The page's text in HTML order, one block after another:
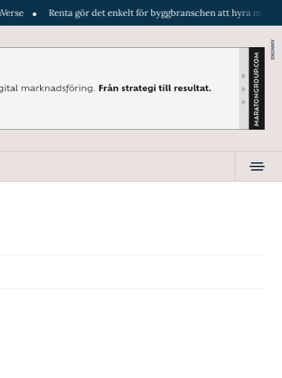
Renta gör det enkelt för byggbranschen att hyra maskiner
ANNONS